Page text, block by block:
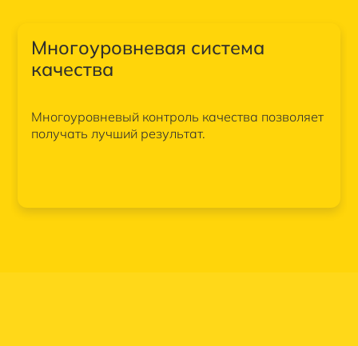
Многоуровневая система
качества
Многоуровневый контроль качества позволяет
получать лучший результат.